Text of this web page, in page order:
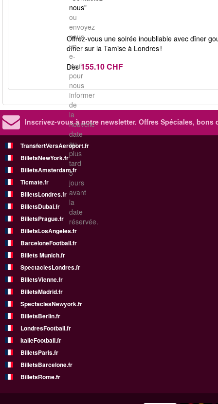
nous"
ou
envoyez-
nous
un
e-
mail
pour
nous
informer
de
la
nouvelle
date
au
plus
tard
5
jours
avant
la
date
réservée.
Offrez‑vous une soirée inoubliable avec dîner
dîner sur la Tamise à Londres !
Dès 155.10 CHF
Inscrivez-vous à notre newsletter. Offres Spéciales, bons
TransfertVersAeroport.fr
BilletsNewYork.fr
BilletsAmsterdam.fr
Ticmate.fr
BilletsLondres.fr
BilletsDubai.fr
BilletsPrague.fr
BilletsLosAngeles.fr
BarceloneFootball.fr
Billets Munich.fr
SpectaclesLondres.fr
BilletsVienne.fr
BilletsMadrid.fr
SpectaclesNewyork.fr
BilletsBerlin.fr
LondresFootball.fr
ItalieFootball.fr
BilletsParis.fr
BilletsBarcelone.fr
BilletsRome.fr